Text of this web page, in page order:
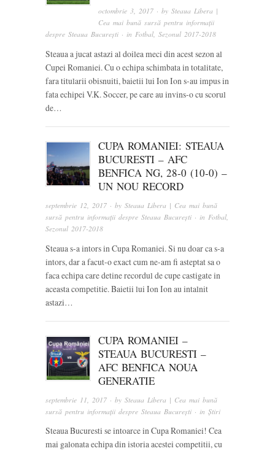
octombrie 3, 2017 · bySteaua Libera |
Cea mai bună sursă pentru informații
despre Steaua București · in Fotbal, Sezonul 2017-2018
Steaua a jucat astazi al doilea meci din acest sezon al
Cupei Romaniei. Cu o echipa schimbata in totalitate,
fara titularii obisnuiti, baietii lui Ion Ion s-au impus in
fata echipei V.K. Soccer, pe care au invins-o cu scorul
de…
CUPA ROMANIEI: STEAUA
BUCURESTI – AFC
BENFICA NG, 28-0 (10-0) –
UN NOU RECORD
septembrie 12, 2017 · by Steaua Libera | Cea mai bună
sursă pentru informații despre Steaua București · in Fotbal,
Sezonul 2017-2018
Steaua s-a intors in Cupa Romaniei. Si nu doar ca s-a
intors, dar a facut-o exact cum ne-am fi asteptat sa o
faca echipa care detine recordul de cupe castigate in
aceasta competitie. Baietii lui Ion Ion au intalnit
astazi…
CUPA ROMANIEI –
STEAUA BUCURESTI –
AFC BENFICA NOUA
GENERATIE
septembrie 11, 2017 · by Steaua Libera | Cea mai bună
sursă pentru informații despre Steaua București · in Știri
Steaua Bucuresti se intoarce in Cupa Romaniei! Cea
mai galonata echipa din istoria acestei competitii, cu